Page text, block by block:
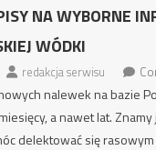
NA WYBORNE
WÓDKI
redakcja serwisu
nalewek na bazie
a nawet lat.
delektować się